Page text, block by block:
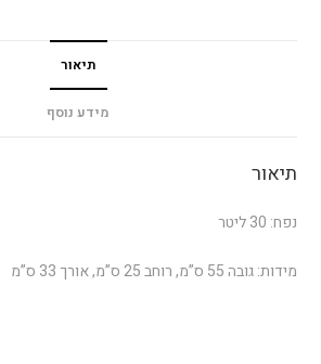
תיאור
מידע נוסף
תיאור
נפח: 30 ליטר
מידות: גובה 55 ס”מ, רוחב 25 ס”מ, אורך 33 ס”מ